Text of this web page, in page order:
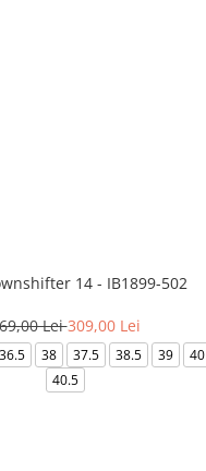
14 - IB1899-502
Lei309,00 Lei
36.5 38 37.5 38.5 39
40
40.5